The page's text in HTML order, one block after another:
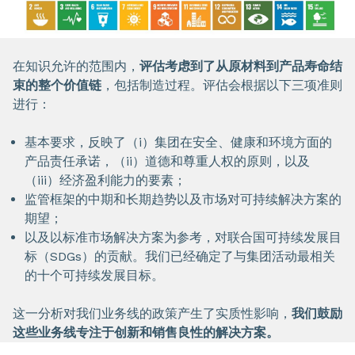
在知识允许的范围内， 评估考虑到了从原材料到产品寿命结
束的整个价值链 ，包括制造过程。评估会根据以下三项准则
进行：
基本要求，反映了（i）集团在安全、健康和环境方面的
产品责任承诺，（ii）道德和尊重人权的原则，以及
（iii）经济盈利能力的要素；
监管框架的中期和长期趋势以及市场对可持续解决方案的
期望；
以及以标准市场解决方案为参考，对联合国可持续发展目
标（SDGs）的贡献。我们已经确定了与集团活动最相关
的十个可持续发展目标。
这一分析对我们业务线的政策产生了实质性影响， 我们鼓励
这些业务线专注于创新和销售良性的解决方案。